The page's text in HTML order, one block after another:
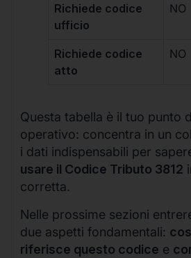
Richiede codice
ufficio
NO
Richiede codice
atto
NO
Questa tabella è il tuo punto
operativo: concentra in un
i dati indispensabili per
usare il Codice Tributo 3812
corretta.
Nelle prossime sezioni
due aspetti fondamentali:
riferisce questo codice e